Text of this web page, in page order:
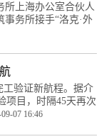
所上海办公室合伙人
事务所接手“洛克·外
工验证新航程。据介
项目，时隔45天再次
07 16:46